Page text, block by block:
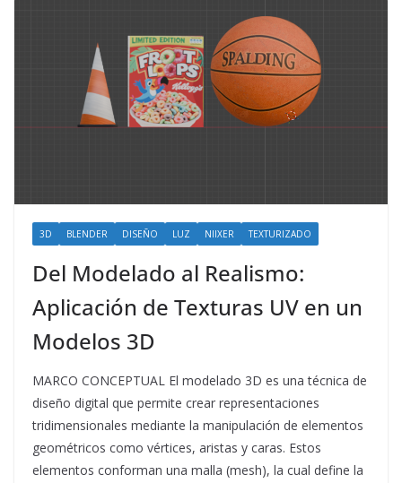
3D BLENDER DISEÑO LUZ NIIXER TEXTURIZADO
Del Modelado al Realismo:
Aplicación de Texturas UV en un
Modelos 3D
MARCO CONCEPTUAL El modelado 3D es una técnica de
diseño digital que permite crear representaciones
tridimensionales mediante la manipulación de elementos
geométricos como vértices, aristas y caras. Estos
elementos conforman una malla (mesh), la cual define la